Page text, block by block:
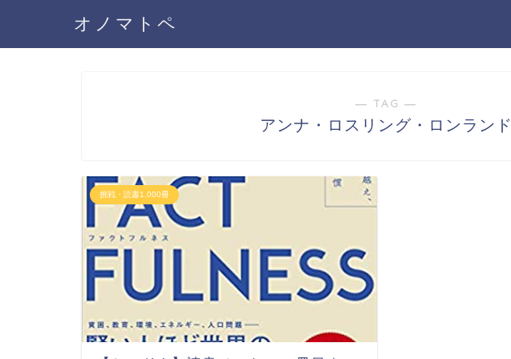
オノマトペ
― TAG ―
アンナ・ロスリング・ロンランド
挑戦・読書1,000冊